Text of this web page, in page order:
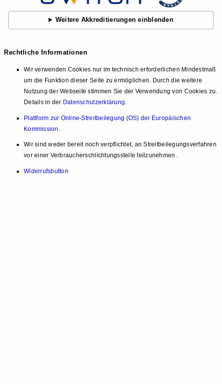
Weitere Akkreditierungen einblenden
Rechtliche Informationen
Wir verwenden Cookies nur im technisch erforderlichen Mindestmaß
um die Funktion dieser Seite zu ermöglichen. Durch die weitere
Nutzung der Webseite stimmen Sie der Verwendung von Cookies zu.
Details in der Datenschutzerklärung.
Plattform zur Online-Streitbeilegung (OS) der Europäischen
Kommission
Wir sind weder bereit noch verpflichtet, an Streitbeilegungsverfahren
vor einer Verbraucherschlichtungsstelle teilzunehmen.
Widerrufsbutton